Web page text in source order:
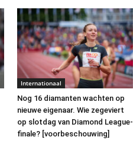
Internationaal
Nog 16 diamanten wachten op
nieuwe eigenaar. Wie zegeviert
op slotdag van Diamond League-
finale? [voorbeschouwing]